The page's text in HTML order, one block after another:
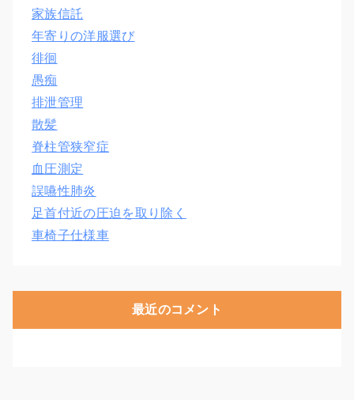
家族信託
年寄りの洋服選び
徘徊
愚痴
排泄管理
散髪
脊柱管狭窄症
血圧測定
誤嚥性肺炎
足首付近の圧迫を取り除く
車椅子仕様車
最近のコメント